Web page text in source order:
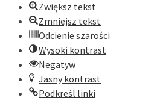
Zwiększ tekst
Zmniejsz tekst
Odcienie szarości
Wysoki kontrast
Negatyw
Jasny kontrast
Podkreśl linki